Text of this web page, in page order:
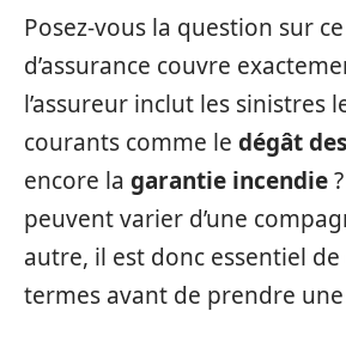
Posez-vous la question sur
d’assurance couvre
l’assureur inclut les sinistres
courants comme le dégât
encore la garantie incendie
peuvent varier d’une
autre, il est donc essentiel
termes avant de prendre